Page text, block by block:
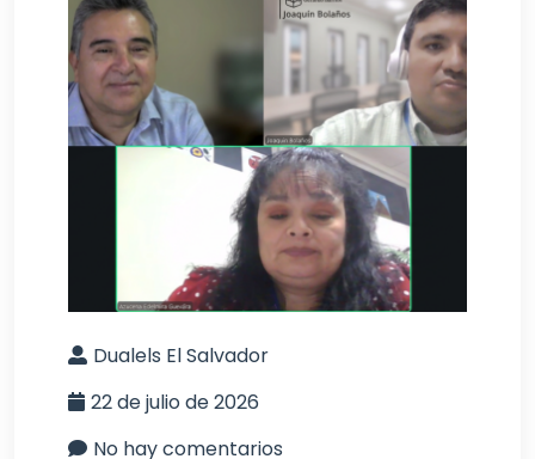
Dualels El Salvador
22 de julio de 2026
No hay comentarios